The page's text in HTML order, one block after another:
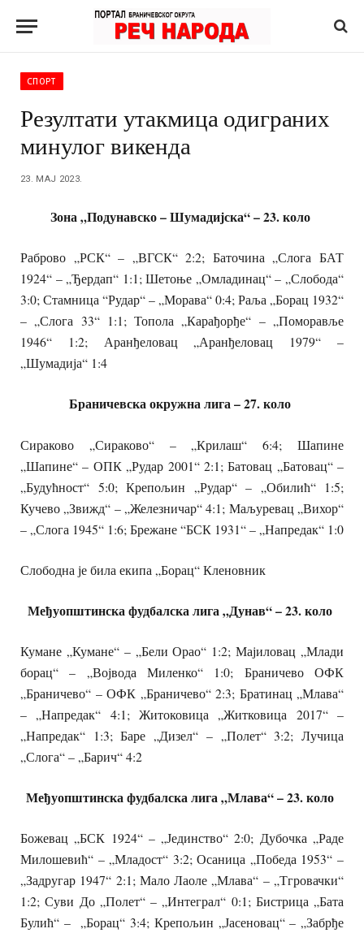
СПОРТ
Резултати утакмица одиграних
минулог викенда
23. МАЈ 2023.
Зона „Подунавско – Шумадијска“ –23. коло
Раброво „РСК“ – „ВГСК“ 2:2; Баточина „Слога БАТ
1924“ – „Ђердап“ 1:1; Шетоње „Омладинац“ – „Слобода“
3:0; Стамница “Рудар“ – „Морава“ 0:4; Раља „Борац 1932“
– „Слога 33“ 1:1; Топола „Карађорђе“ – „Поморавље
1946“ 1:2; Аранђеловац „Аранђеловац 1979“ –
„Шумадија“ 1:4
Браничевска окружна лига– 27. коло
Сираково „Сираково“ – „Крилаш“ 6:4; Шапине
„Шапине“ – ОПК „Рудар 2001“ 2:1; Батовац „Батовац“ –
„Будућност“ 5:0; Крепољин „Рудар“ – „Обилић“ 1:5;
Кучево „Звижд“ – „Железничар“ 4:1; Маљуревац „Вихор“
– „Слога 1945“ 1:6; Брежане “БСК 1931“ – „Напредак“ 1:0
Слободна је била екипа „Борац“ Кленовник
Међуопштинска фудбалска лига „Дунав“– 23. коло
Кумане „Кумане“ – „Бели Орао“ 1:2; Мајиловац „Млади
борац“ – „Војвода Миленко“ 1:0; Браничево ОФК
„Браничево“ – ОФК „Браничево“ 2:3; Братинац „Млава“
– „Напредак“ 4:1; Житоковица „Житковица 2017“ –
„Напредак“ 1:3; Баре „Дизел“ – „Полет“ 3:2; Лучица
„Слога“ – „Барич“ 4:2
Међуопштинска фудбалска лига „Млава“– 23. коло
Божевац „БСК 1924“ – „Јединство“ 2:0; Дубочка „Раде
Милошевић“ – „Младост“ 3:2; Осаница „Победа 1953“ –
„Задругар 1947“ 2:1; Мало Лаоле „Млава“ – „Тгровачки“
1:2; Суви До „Полет“ – „Интеграл“ 0:1; Бистрица „Бата
Булић“ – „Борац“ 3:4; Крепољин „Јасеновац“ – „Забрђе